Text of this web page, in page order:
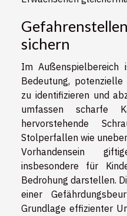
sichern
Im Außenspielbereich
Bedeutung,
zu identifizieren und
umfassen scharfe
hervorstehende
Stolperfallen wie
Vorhandensein
insbesondere für
Bedrohung darstellen.
einer
Grundlage effizienter